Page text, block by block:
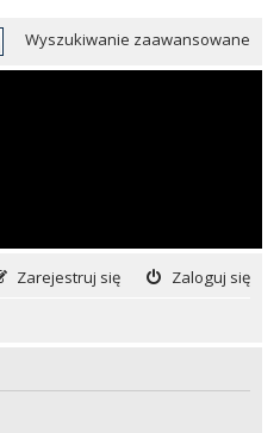
Wyszukiwanie zaawansowane
Zaloguj się
Zarejestruj się